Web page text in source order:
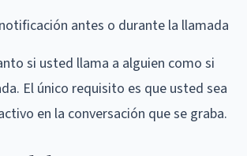
antes o durante la llamada
si usted llama a alguien como si
El único requisito es que usted sea
en la conversación que se graba.